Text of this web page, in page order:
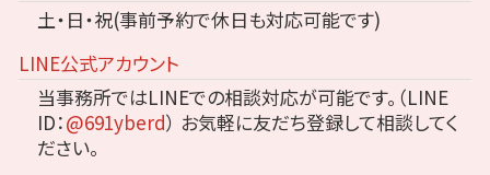
土・日・祝(事前予約で休日も対応可能です)
LINE公式アカウント
当事務所ではLINEでの相談対応が可能です。（LINE
ID：@691yberd） お気軽に友だち登録して相談してく
ださい。